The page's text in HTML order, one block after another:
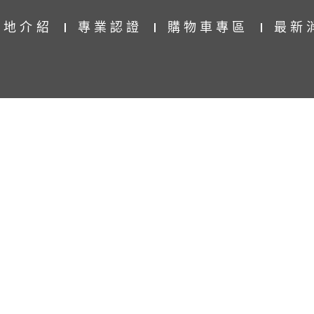
介紹 專業認證 購物車專區 最新